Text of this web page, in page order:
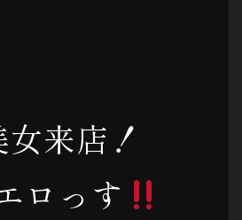
来店！
ロっす